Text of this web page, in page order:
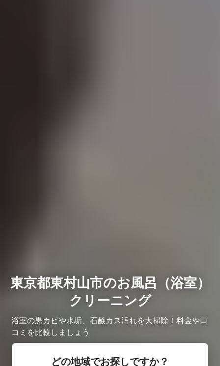
東京都東村山市のお風呂（浴室）
クリーニング
浴室の黒カビや水垢、石鹸カス汚れを大掃除！料金や口
コミを比較しましょう
どの地域でお探しですか？